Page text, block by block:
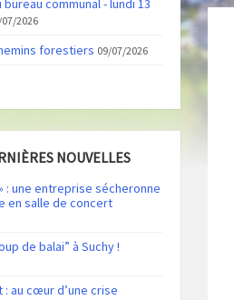
communal - lundi 13
2026
forestiers 09/07/2026
NOUVELLES
: une entreprise sécheronne
en salle de concert
de balai” à Suchy !
: au cœur d’une crise